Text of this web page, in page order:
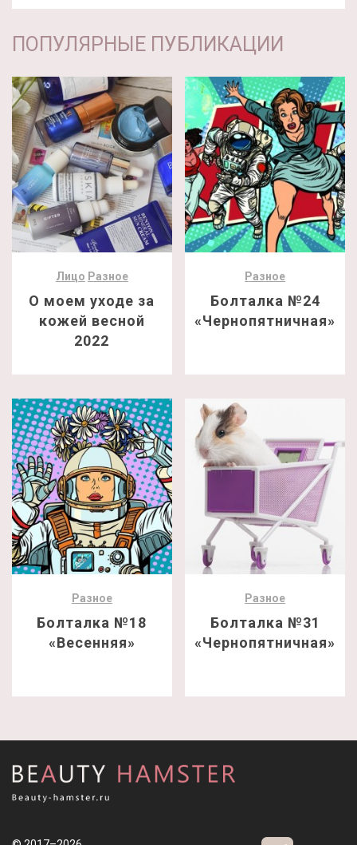
ПОПУЛЯРНЫЕ ПУБЛИКАЦИИ
Лицо Разное
О моем уходе за
кожей весной
2022
Разное
Болталка №24
«Чернопятничная»
Разное
Болталка №18
«Весенняя»
Разное
Болталка №31
«Чернопятничная»